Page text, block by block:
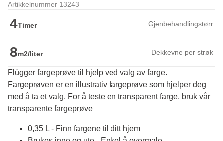
Artikkelnummer 13243
4Timer Gjenbehandlingstørr
8m2/liter Dekkevne per strøk
Flügger fargeprøve til hjelp ved valg av farge.
Fargeprøven er en illustrativ fargeprøve som hjelper deg
med å ta et valg. For å teste en transparent farge, bruk vår
transparente fargeprøve
0,35 L - Finn fargene til ditt hjem